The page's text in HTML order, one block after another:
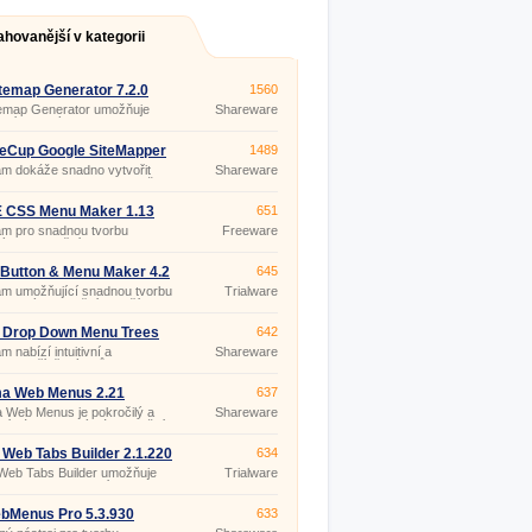
v kategorii
Generator 7.2.0
Generator umožňuje
textových, HTML, RSS,
1560
Shareware
Google SiteMapper
dokáže snadno vytvořit
indexovanou mapu všech
na vašem webu
vyhledávači Google i jiným
snadné nalezení
1489
Shareware
CSS Menu Maker 1.13
pro snadnou tvorbu
navigačních menu s
kód.
651
Freeware
& Menu Maker 4.2
umožňující snadnou tvorbu
funkčních tlačítek a
webové stránky.
645
Trialware
Drop Down Menu Trees
nabízí intuitivní a
přívětivý způsob
stránkách a
pro manipulaci s nimi,
hierarchického
642
Shareware
Web Menus 2.21
Web Menus je pokročilý a
nástroj, který vám umožní
menu, která jsou
se všemi běžně
prohlížeči a to bez
637
Shareware
Web Tabs Builder 2.1.220
Tabs Builder umožňuje
aplikaci moderní navigace
webových stránkách.
634
Trialware
Pro 5.3.930
633